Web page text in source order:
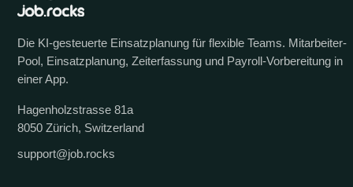
Die KI-gesteuerte Einsatzplanung für flexible Teams. Mitarbeiter-
Pool, Einsatzplanung, Zeiterfassung und Payroll-Vorbereitung in
einer App.
Hagenholzstrasse 81a
8050 Zürich, Switzerland
support@job.rocks